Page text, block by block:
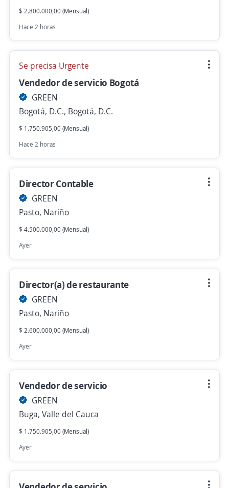
$ 2.800.000,00 (Mensual)
Hace 2 horas
Se precisa Urgente
Vendedor de servicio Bogotá
GREEN
Bogotá, D.C., Bogotá, D.C.
$ 1.750.905,00 (Mensual)
Hace 2 horas
Director Contable
GREEN
Pasto, Nariño
$ 4.500.000,00 (Mensual)
Ayer
Director(a) de restaurante
GREEN
Pasto, Nariño
$ 2.600.000,00 (Mensual)
Ayer
Vendedor de servicio
GREEN
Buga, Valle del Cauca
$ 1.750.905,00 (Mensual)
Ayer